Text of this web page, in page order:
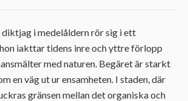
diktjag i medelåldern rör sig i ett
iakttar tidens inre och yttre förlopp
med naturen. Begäret är starkt
en väg ut ur ensamheten. I staden, där
gränsen mellan det organiska och